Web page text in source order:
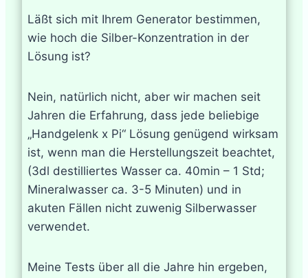
Läßt sich mit Ihrem Generator bestimmen,
wie hoch die Silber-Konzentration in der
Lösung ist?
Nein, natürlich nicht, aber wir machen seit
Jahren die Erfahrung, dass jede beliebige
„Handgelenk x Pi“ Lösung genügend wirksam
ist, wenn man die Herstellungszeit beachtet,
(3dl destilliertes Wasser ca. 40min – 1 Std;
Mineralwasser ca. 3-5 Minuten) und in
akuten Fällen nicht zuwenig Silberwasser
verwendet.
Meine Tests über all die Jahre hin ergeben,